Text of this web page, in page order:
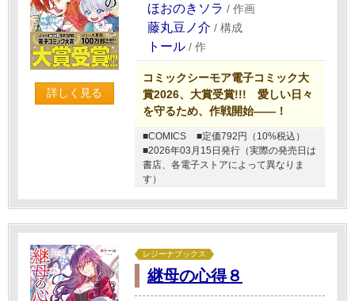
詳しく見る
ほおのきソラ / 作画
藤丸豆ノ介 / 構成
トール / 作
コミックシーモア電子コミック大
賞2026、大賞受賞!!! 愛しい日々
を守るため、作戦開始――！
■COMICS
■定価792円（10%税込）
■2026年03月15日発行（実際の発売日は
書店、各電子ストアによって異なりま
す）
レジーナブックス
継母の心得８